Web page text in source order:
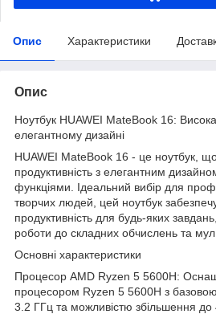
Опис Характеристики
Опис
Ноутбук HUAWEI MateBook 16: Висока
елегантному дизайні
HUAWEI MateBook 16 - це ноутбук,
продуктивність з елегантним
функціями. Ідеальний вибір для
творчих людей, цей ноутбук
продуктивність для будь-яких
роботи до складних обчислень та
Основні характеристики
Процесор AMD Ryzen 5 5600H:
процесором Ryzen 5 5600H з
3.2 ГГц та можливістю збільшення